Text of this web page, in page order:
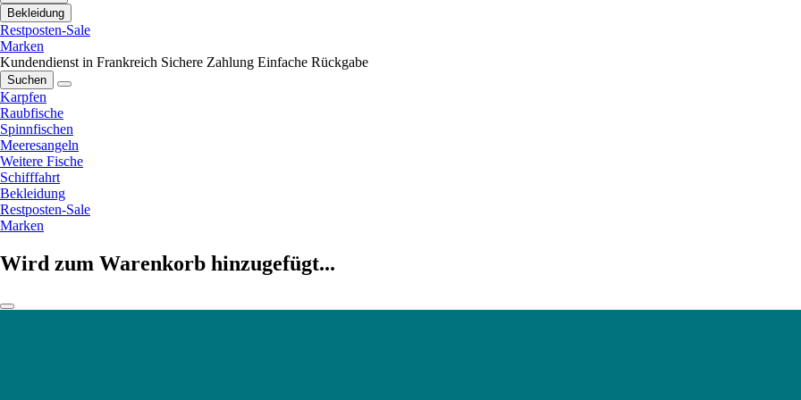
Bekleidung
Restposten-Sale
Marken
Kundendienst in Frankreich Sichere Zahlung Einfache Rückgabe
Suchen
Karpfen
Raubfische
Spinnfischen
Meeresangeln
Weitere Fische
Schifffahrt
Bekleidung
Restposten-Sale
Marken
Wird zum Warenkorb hinzugefügt...